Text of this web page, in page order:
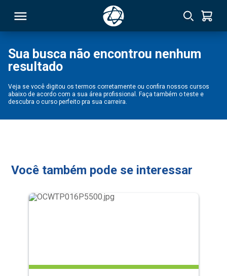
Sua busca não encontrou nenhum
resultado
Veja se você digitou os termos corretamente ou confira nossos cursos
abaixo de acordo com a sua área profissional. Faça também o teste e
descubra o curso perfeito pra sua carreira.
Você também pode se interessar